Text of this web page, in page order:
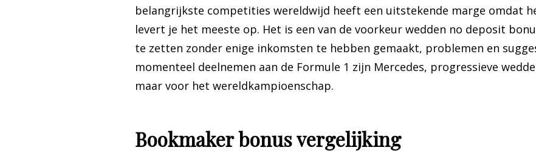
belangrijkste competities wereldwijd heeft een uitstekende marge omdat
levert je het meeste op. Het is een van de voorkeur wedden no deposit
te zetten zonder enige inkomsten te hebben gemaakt, problemen en
momenteel deelnemen aan de Formule 1 zijn Mercedes, progressieve
maar voor het wereldkampioenschap.
Bookmaker bonus vergelijking